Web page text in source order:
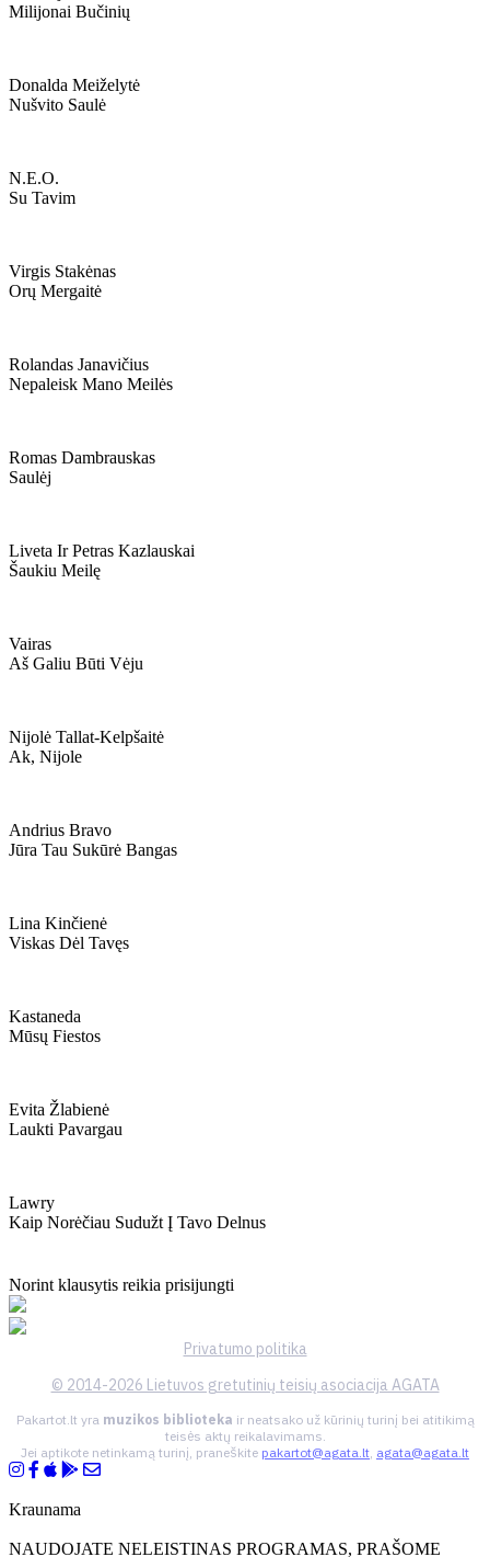
Milijonai Bučinių
Donalda Meiželytė
Nušvito Saulė
N.e.o.
Su Tavim
Virgis Stakėnas
Orų Mergaitė
Rolandas Janavičius
Nepaleisk Mano Meilės
Romas Dambrauskas
Saulėj
Liveta Ir Petras Kazlauskai
Šaukiu Meilę
Vairas
Aš Galiu Būti Vėju
Nijolė Tallat-Kelpšaitė
Ak, Nijole
Andrius Bravo
Jūra Tau Sukūrė Bangas
Lina Kinčienė
Viskas Dėl Tavęs
Kastaneda
Mūsų Fiestos
Evita Žlabienė
Laukti Pavargau
Lawry
Kaip Norėčiau Sudužt Į Tavo Delnus
Norint klausytis reikia prisijungti
Privatumo politika
© 2014-2026 Lietuvos gretutinių teisių asociacija AGATA
Pakartot.lt yra muzikos biblioteka ir neatsako už kūrinių turinį bei atitikimą
teisės aktų reikalavimams.
Jei aptikote netinkamą turinį, praneškite pakartot@agata.lt, agata@agata.lt
Kraunama
NAUDOJATE NELEISTINAS PROGRAMAS, PRAŠOME